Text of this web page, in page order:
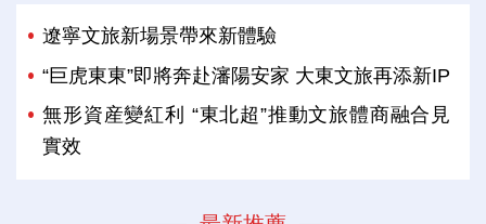
遼寧文旅新場景帶來新體驗
“巨虎東東”即將奔赴瀋陽安家 大東文旅再添新IP
無形資産變紅利 “東北超”推動文旅體商融合見
實效